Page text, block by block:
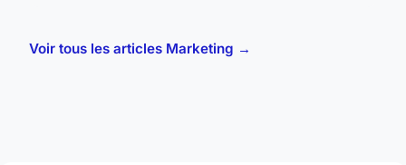
Voir tous les articles Marketing →